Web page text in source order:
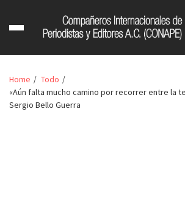
Home
Todo
«Aún falta mucho camino por recorrer entre la
Sergio Bello Guerra